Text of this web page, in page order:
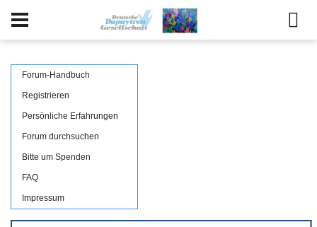
Forum-Handbuch
Registrieren
Persönliche Erfahrungen
Forum durchsuchen
Bitte um Spenden
FAQ
Impressum